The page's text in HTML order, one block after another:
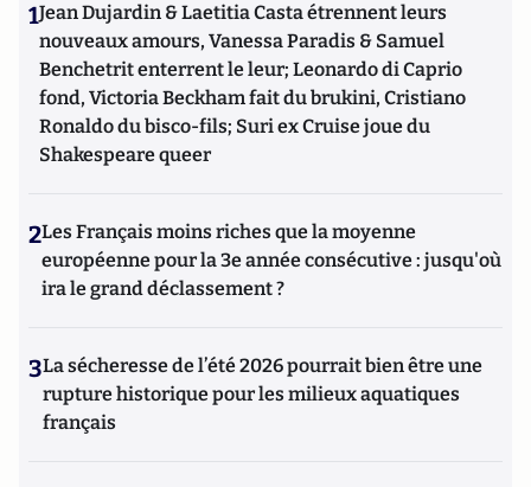
1Jean Dujardin & Laetitia Casta étrennent leurs
nouveaux amours, Vanessa Paradis & Samuel
Benchetrit enterrent le leur; Leonardo di Caprio
fond, Victoria Beckham fait du brukini, Cristiano
Ronaldo du bisco-fils; Suri ex Cruise joue du
Shakespeare queer
2Les Français moins riches que la moyenne
européenne pour la 3e année consécutive : jusqu'où
ira le grand déclassement ?
3La sécheresse de l’été 2026 pourrait bien être une
rupture historique pour les milieux aquatiques
français